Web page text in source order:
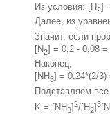
Из условия: [H2]
Далее, из
Значит, если
[N2] = 0,2 - 0,08 =
Наконец,
[NH3] = 0,24*(2/
Подставляем
K = [NH3]2/[H2]3[N